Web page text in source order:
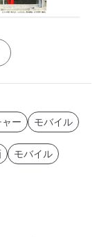
ー モバイル
モバイル